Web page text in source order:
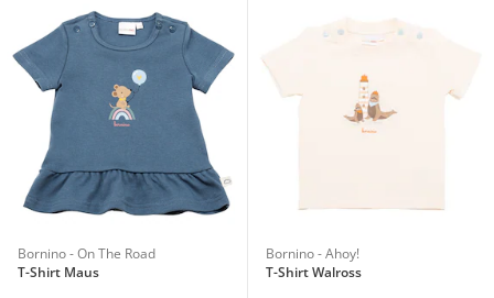
Bornino - On The Road
T-Shirt Maus
Bornino - Ahoy!
T-Shirt Walross